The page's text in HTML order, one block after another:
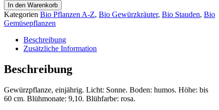
In den Warenkorb
Kategorien Bio Pflanzen A-Z, Bio Gewürzkräuter, Bio Stauden, Bio
Gemüsepflanzen
Beschreibung
Zusätzliche Information
Beschreibung
Gewürzpflanze, einjährig. Licht: Sonne. Boden: humos. Höhe: bis
60 cm. Blühmonate: 9,10. Blühfarbe: rosa.